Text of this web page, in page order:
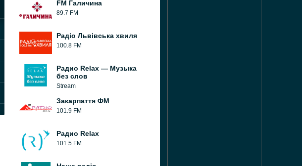
FM Галичина
89.7 FM
Радіо Львівська хвиля
100.8 FM
Радио Relax — Музыка
без слов
Stream
Закарпаття ФМ
101.9 FM
Радио Relax
101.5 FM